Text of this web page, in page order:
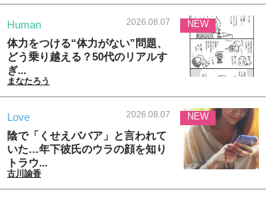
Human 2026.08.07
体力をつける“体力がない”問題、
どう乗り越える？50代のリアルす
ぎ...
まなたろう
NEW
Love 2026.08.07
陰で「くせえババア」と言われて
いた…年下彼氏のウラの顔を知り
トラウ...
古川諭香
NEW